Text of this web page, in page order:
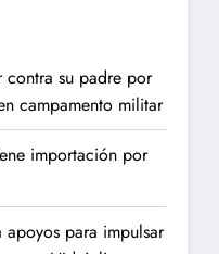
su padre por
campamento militar
importación por
para impulsar